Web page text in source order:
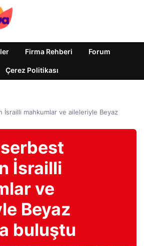
Firma Rehberi Forum
Çerez Politikası
İsrailli mahkumlar ve aileleriyle Beyaz
İsrailli
ve
Beyaz
buluştu